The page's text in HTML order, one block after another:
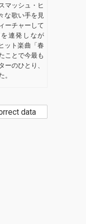
マッシュ・ヒ
な歌い手を見
ーチャーして
連発しなが
ット楽曲「春
ことで今最も
のひとり、
data